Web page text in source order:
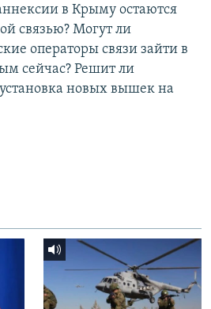
в Крыму остаются
связью? Могут ли
операторы связи зайти в
сейчас? Решит ли
новых вышек на